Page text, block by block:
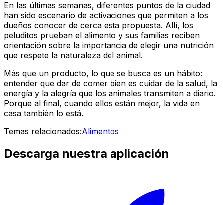
En las últimas semanas, diferentes puntos de la ciudad
han sido escenario de activaciones que permiten a los
dueños conocer de cerca esta propuesta. Allí, los
peluditos prueban el alimento y sus familias reciben
orientación sobre la importancia de elegir una nutrición
que respete la naturaleza del animal.
Más que un producto, lo que se busca es un hábito:
entender que dar de comer bien es cuidar de la salud, la
energía y la alegría que los animales transmiten a diario.
Porque al final, cuando ellos están mejor, la vida en
casa también lo está.
Temas relacionados:Alimentos
Descarga nuestra aplicación